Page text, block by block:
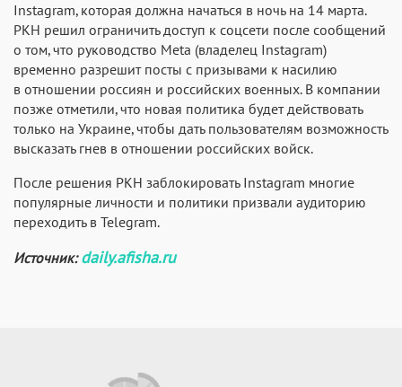
Instagram, которая должна начаться в ночь на 14 марта.
РКН решил ограничить доступ к соцсети после сообщений
о том, что руководство Meta (владелец Instagram)
временно разрешит посты с призывами к насилию
в отношении россиян и российских военных. В компании
позже отметили, что новая политика будет действовать
только на Украине, чтобы дать пользователям возможность
высказать гнев в отношении российских войск.
После решения РКН заблокировать Instagram многие
популярные личности и политики призвали аудиторию
переходить в Telegram.
Источник:daily.afisha.ru